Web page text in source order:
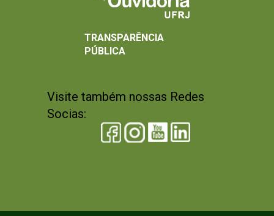
Visite também nossas Redes
Socias:
TRANSPARÊNCIA
PÚBLICA